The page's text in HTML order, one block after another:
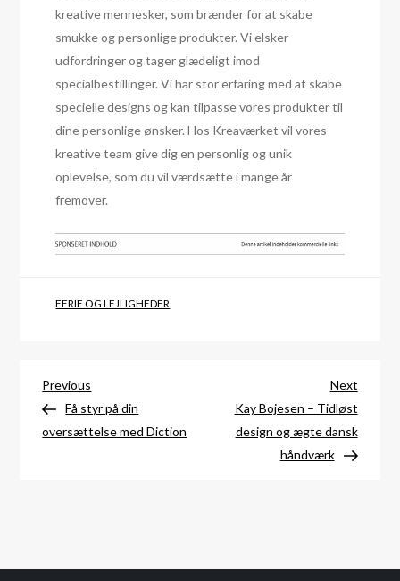
kreative mennesker, som brænder for at skabe
smukke og personlige produkter. Vi elsker
udfordringer og tager glædeligt imod
specialbestillinger. Vi har stor erfaring med at skabe
specielle designs og kan tilpasse vores produkter til
dine personlige ønsker. Hos Kreaværket vil vores
kreative team give dig en personlig og unik
oplevelse, som du vil værdsætte i mange år
fremover.
FERIE OG LEJLIGHEDER
Indlægsnavigation
Previous
Post
Previous
Få styr på din
oversættelse med Diction
Next
Post
Next
Kay Bojesen – Tidløst
design og ægte dansk
håndværk